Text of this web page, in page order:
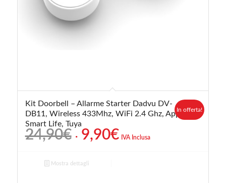
Kit Doorbell – Allarme Starter Dadvu DV-
DB11, Wireless 433Mhz, WiFi 2.4 Ghz, App
Smart Life, Tuya
24,90€ Il
prezzo
originale
era:
9,90€IlIVA Inclusa
In offerta!
Mostra dettagli